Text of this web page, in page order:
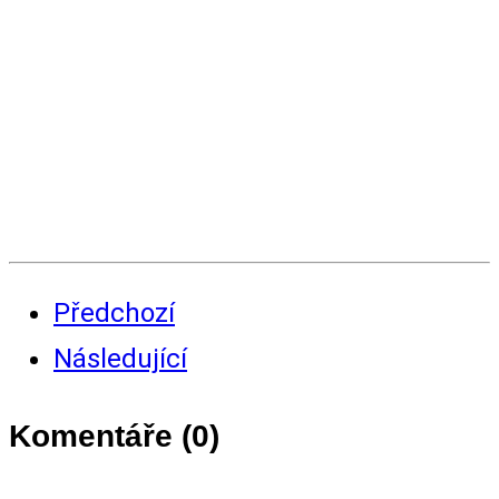
Předchozí
Následující
Komentáře (0)